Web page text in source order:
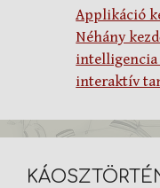
Applikáció
Néhány
intelligencia
interaktív